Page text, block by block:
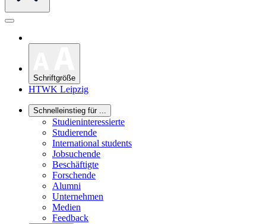
Schriftgröße
HTWK Leipzig
Schnelleinstieg für ...
Studieninteressierte
Studierende
International students
Jobsuchende
Beschäftigte
Forschende
Alumni
Unternehmen
Medien
Feedback